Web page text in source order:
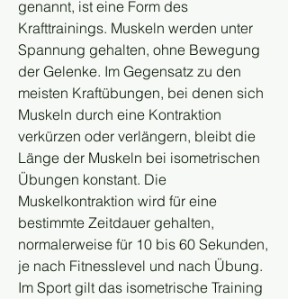
genannt, ist eine Form des
Krafttrainings. Muskeln werden unter
Spannung gehalten, ohne Bewegung
der Gelenke. Im Gegensatz zu den
meisten Kraftübungen, bei denen sich
Muskeln durch eine Kontraktion
verkürzen oder verlängern, bleibt die
Länge der Muskeln bei isometrischen
Übungen konstant. Die
Muskelkontraktion wird für eine
bestimmte Zeitdauer gehalten,
normalerweise für 10 bis 60 Sekunden,
je nach Fitnesslevel und nach Übung.
Im Sport gilt das isometrische Training